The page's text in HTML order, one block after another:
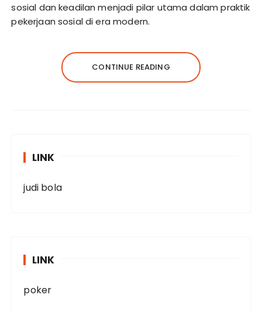
sosial dan keadilan menjadi pilar utama dalam praktik
pekerjaan sosial di era modern.
CONTINUE READING
LINK
judi bola
LINK
poker